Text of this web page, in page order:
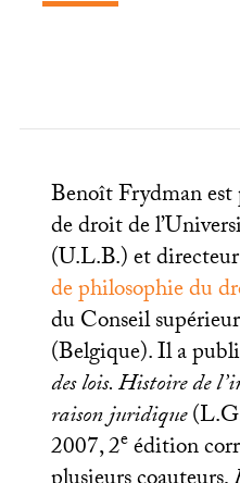
Benoît Frydman est
de droit de
(U.L.B.) et
de philosophie du
du Conseil
(Belgique). Il a
des lois. Histoire de
raison juridique(
2007, 2eédition